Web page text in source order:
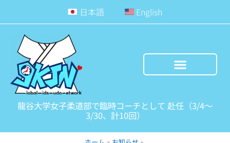
日本語 English
龍谷大学女子柔道部で臨時コーチとして 赴任（3/4～
3/30、計10回）